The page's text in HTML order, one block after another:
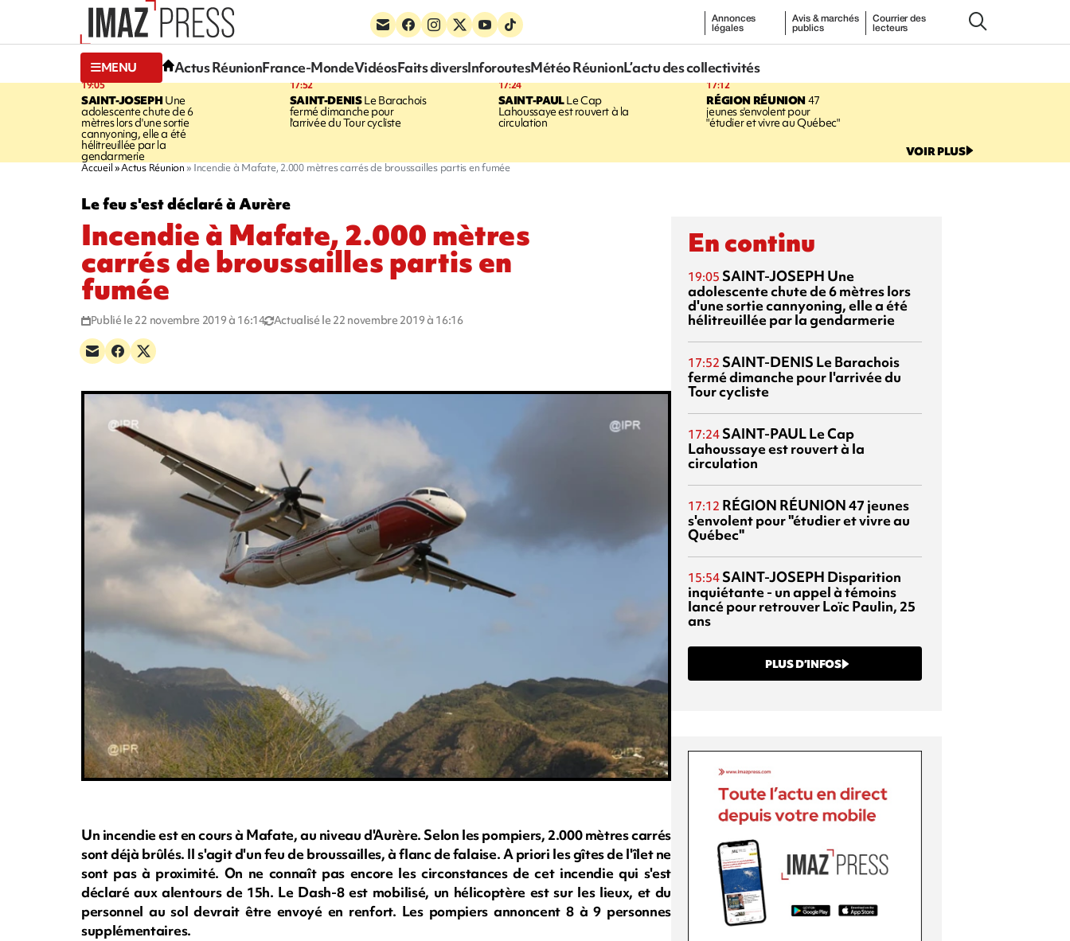
Annonces
légales
Avis & marchés
publics
Courrier des
lecteurs
MENU Actus RéunionFrance-MondeVidéosFaits diversInforoutesMétéo RéunionL’actu des collectivités
19:05
SAINT-JOSEPHUne
adolescente chute de 6
mètres lors d'une sortie
cannyoning, elle a été
hélitreuillée par la
gendarmerie
17:52
SAINT-DENISLe Barachois
fermé dimanche pour
l'arrivée du Tour cycliste
17:24
SAINT-PAULLe Cap
Lahoussaye est rouvert à la
circulation
17:12
RÉGION RÉUNION47
jeunes s'envolent pour
"étudier et vivre au Québec"
VOIR PLUS
Accueil Actus Réunion Incendie à Mafate, 2.000 mètres carrés de broussailles partis en fumée
Le feu s'est déclaré à Aurère
Incendie à Mafate, 2.000 mètres
carrés de broussailles partis en
fumée
Publié le 22 novembre 2019 à 16:14 Actualisé le 22 novembre 2019 à 16:16
Un incendie est en cours à Mafate, au niveau d'Aurère. Selon les pompiers, 2.000 mètres carrés
sont déjà brûlés. Il s'agit d'un feu de broussailles, à flanc de falaise. A priori les gîtes de l'îlet ne
sont pas à proximité. On ne connaît pas encore les circonstances de cet incendie qui s'est
déclaré aux alentours de 15h. Le Dash-8 est mobilisé, un hélicoptère est sur les lieux, et du
personnel au sol devrait être envoyé en renfort. Les pompiers annoncent 8 à 9 personnes
supplémentaires.
En continu
19:05 SAINT-JOSEPH Une
adolescente chute de 6 mètres lors
d'une sortie cannyoning, elle a été
hélitreuillée par la gendarmerie
17:52 SAINT-DENIS Le Barachois
fermé dimanche pour l'arrivée du
Tour cycliste
17:24 SAINT-PAULLe Cap
Lahoussaye est rouvert à la
circulation
17:12 RÉGION RÉUNION47 jeunes
s'envolent pour "étudier et vivre au
Québec"
15:54 SAINT-JOSEPH Disparition
inquiétante - un appel à témoins
lancé pour retrouver Loïc Paulin, 25
ans
PLUS D’INFOS